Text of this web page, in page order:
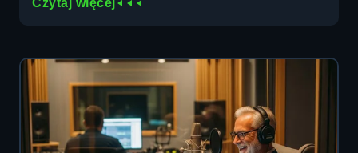
zabawa aranżem i konfrontacja wizji po
Czytaj więcej